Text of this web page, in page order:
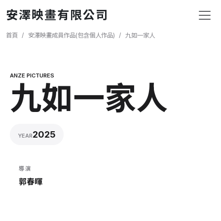
安澤映畫有限公司
導航連結
首頁 安澤映畫成員作品(包含個人作品) 九如一家人
ANZE PICTURES
九如一家人
YEAR2025
導演
郭春暉